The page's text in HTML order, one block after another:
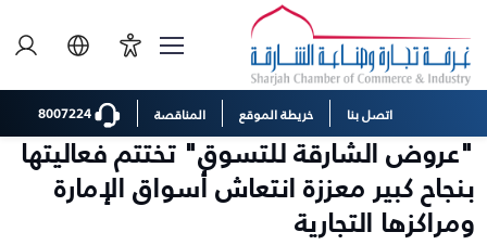
اتصل بنا خريطة الموقع المناقصة
"عروض الشارقة للتسوق" تختتم فعاليتها
بنجاح كبير معززة انتعاش أسواق الإمارة
ومراكزها التجارية